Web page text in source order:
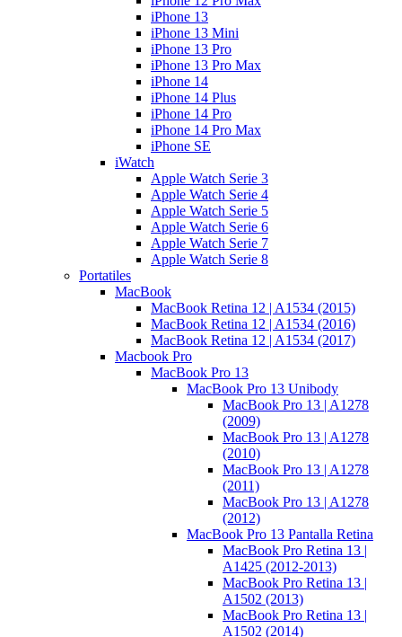
iPhone 13
iPhone 13 Mini
iPhone 13 Pro
iPhone 13 Pro Max
iPhone 14
iPhone 14 Plus
iPhone 14 Pro
iPhone 14 Pro Max
iPhone SE
iWatch
Apple Watch Serie 3
Apple Watch Serie 4
Apple Watch Serie 5
Apple Watch Serie 6
Apple Watch Serie 7
Apple Watch Serie 8
Portatiles
MacBook
MacBook Retina 12 | A1534 (2015)
MacBook Retina 12 | A1534 (2016)
MacBook Retina 12 | A1534 (2017)
Macbook Pro
MacBook Pro 13
MacBook Pro 13 Unibody
MacBook Pro 13 | A1278
(2009)
MacBook Pro 13 | A1278
(2010)
MacBook Pro 13 | A1278
(2011)
MacBook Pro 13 | A1278
(2012)
MacBook Pro 13 Pantalla Retina
MacBook Pro Retina 13 |
A1425 (2012-2013)
MacBook Pro Retina 13 |
A1502 (2013)
MacBook Pro Retina 13 |
A1502 (2014)